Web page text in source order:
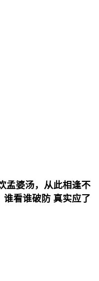
孟婆汤，从此相逢不
看谁破防 真实应了